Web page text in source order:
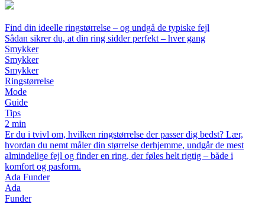
Find din ideelle ringstørrelse – og undgå de typiske fejl
Sådan sikrer du, at din ring sidder perfekt – hver gang
Smykker
Smykker
Smykker
Ringstørrelse
Mode
Guide
Tips
2 min
Er du i tvivl om, hvilken ringstørrelse der passer dig bedst? Lær,
hvordan du nemt måler din størrelse derhjemme, undgår de mest
almindelige fejl og finder en ring, der føles helt rigtig – både i
komfort og pasform.
Ada Funder
Ada
Funder